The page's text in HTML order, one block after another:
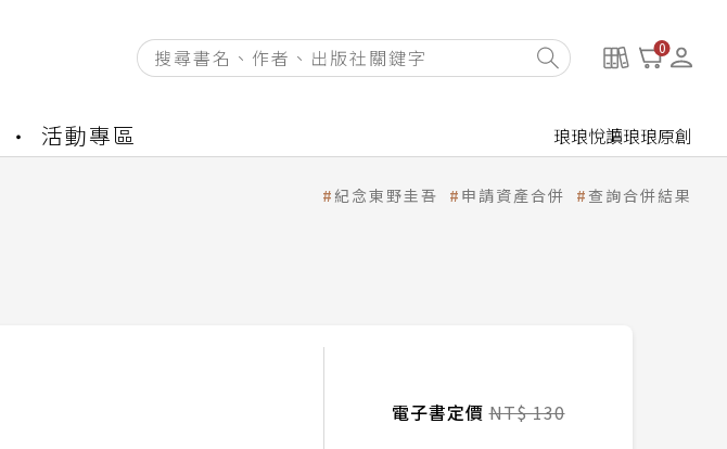
0
活動專區 琅琅悅讀琅琅原創
紀念東野圭吾 申請資產合併 查詢合併結果
電子書定價NT$ 130